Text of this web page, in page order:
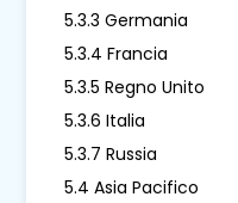
5.3.3 Germania
5.3.4 Francia
5.3.5 Regno Unito
5.3.6 Italia
5.3.7 Russia
5.4 Asia Pacifico